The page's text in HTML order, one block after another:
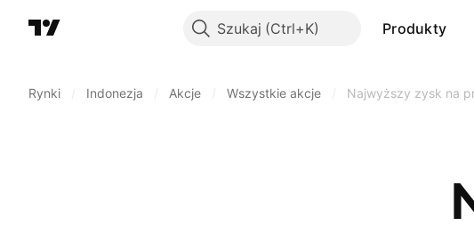
Szukaj Produkty
Rynki Indonezja Akcje Wszystkie akcje Najwyższy zysk na